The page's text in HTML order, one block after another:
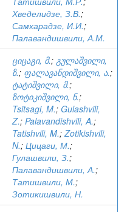
Хведелидзе, З.В.;
Самхарадзе, И.И.;
Палавандишвили, А.М.
ციცაგი, მ.; გულაშვილი,
ზ.; ფალავანდიშვილი, ა.;
ტატიშვილი, მ.;
ზოტიკიშვილი, ნ.;
Tsitsagi, M.; Gulashvili,
Z.; Palavandishvili, A.;
Tatishvili, M.;Zotikishvili,
N.; Цицаги, М.;
Гулашвили, З.;
Палавандишвили, А.;
Татишвили, М.;
Зотикишвили, Н.